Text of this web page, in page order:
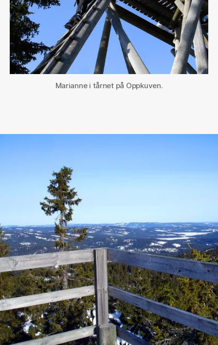
Marianne i tårnet på Oppkuven.